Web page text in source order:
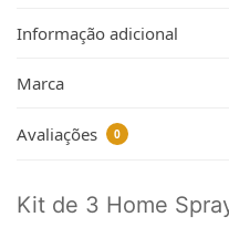
Informação adicional
Marca
Avaliações 0
Kit de 3 Home